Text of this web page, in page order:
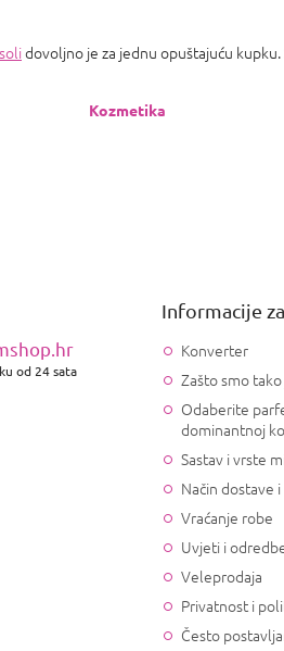
dovoljno je za jednu opuštajuću
Kozmetika
od 24 sata
Informacije
Konverter
Zašto smo
Odaberite
dominantnoj
Sastav i vrste
Način dostave
Vraćanje robe
Uvjeti i
Veleprodaja
Privatnost i
Često